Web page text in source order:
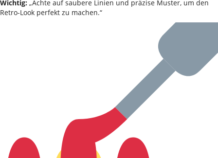
Wichtig: „Achte auf saubere Linien und präzise Muster, um den
Retro-Look perfekt zu machen.“